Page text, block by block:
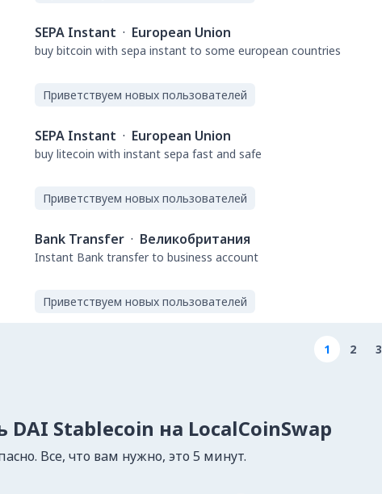
SEPA Instant · European Union
buy bitcoin with sepa instant to some european countries
Приветствуем новых пользователей
SEPA Instant · European Union
buy litecoin with instant sepa fast and safe
Приветствуем новых пользователей
Bank Transfer · Великобритания
Instant Bank transfer to business account
Приветствуем новых пользователей
1 2 3
DAI Stablecoin на LocalCoinSwap
Все, что вам нужно, это 5 минут.